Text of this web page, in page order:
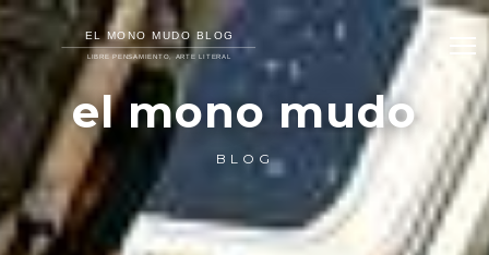
el mono mudo
BLOG